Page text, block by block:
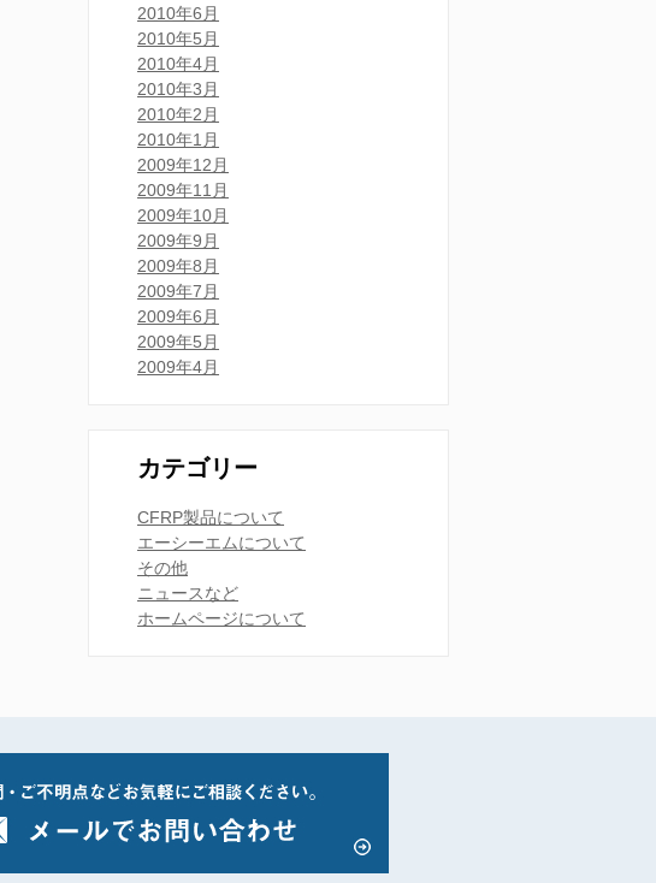
2010年6月
2010年5月
2010年4月
2010年3月
2010年2月
2010年1月
2009年12月
2009年11月
2009年10月
2009年9月
2009年8月
2009年7月
2009年6月
2009年5月
2009年4月
カテゴリー
CFRP製品について
エーシーエムについて
その他
ニュースなど
ホームページについて